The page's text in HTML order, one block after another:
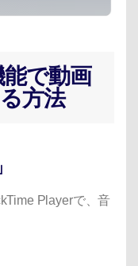
能で動画
方法
Playerで、音